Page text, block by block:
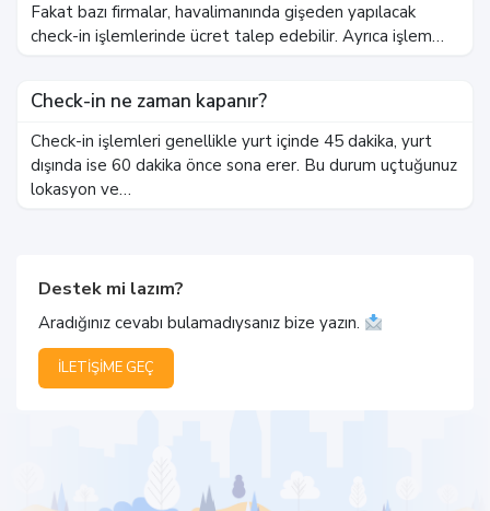
Fakat bazı firmalar, havalimanında gişeden yapılacak
check-in işlemlerinde ücret talep edebilir. Ayrıca işlem…
Check-in ne zaman kapanır?
Check-in işlemleri genellikle yurt içinde 45 dakika, yurt
dışında ise 60 dakika önce sona erer. Bu durum uçtuğunuz
lokasyon ve…
Destek mi lazım?
Aradığınız cevabı bulamadıysanız bize yazın.
İLETIŞIME GEÇ